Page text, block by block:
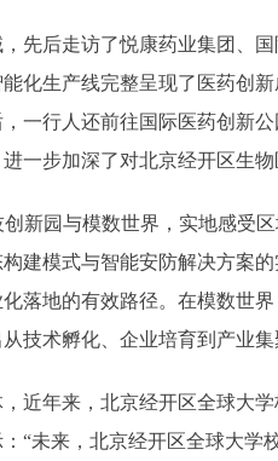
后走访了悦康药业集团、
化生产线完整呈现了医药创
一行人还前往国际医药创新
一步加深了对北京经开区生物
园与模数世界，实地感受
建模式与智能安防解决方案
落地的有效路径。在模数世
技术孵化、企业培育到产业集
年来，北京经开区全球大学
“未来，北京经开区全球大